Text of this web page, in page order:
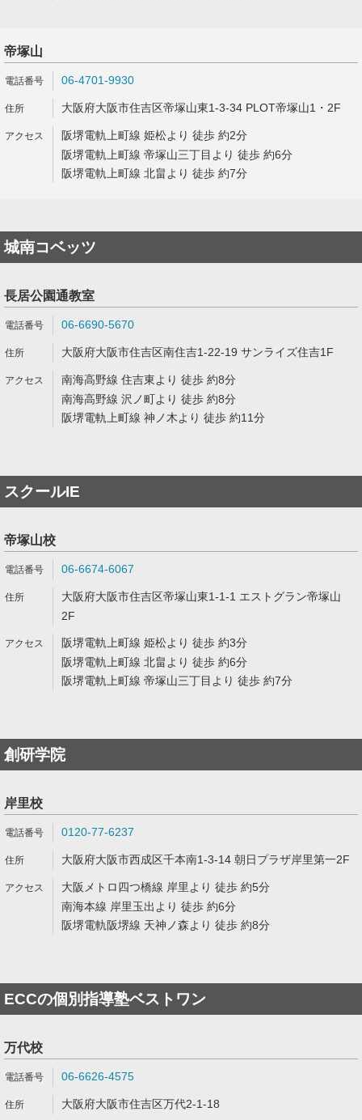
帝塚山
06-4701-9930
大阪府大阪市住吉区帝塚山東1-3-34 PLOT帝塚山1・2F
阪堺電軌上町線 姫松より 徒歩 約2分
阪堺電軌上町線 帝塚山三丁目より 徒歩 約6分
阪堺電軌上町線 北畠より 徒歩 約7分
城南コベッツ
長居公園通教室
06-6690-5670
大阪府大阪市住吉区南住吉1-22-19 サンライズ住吉1F
南海高野線 住吉東より 徒歩 約8分
南海高野線 沢ノ町より 徒歩 約8分
阪堺電軌上町線 神ノ木より 徒歩 約11分
スクールIE
帝塚山校
06-6674-6067
大阪府大阪市住吉区帝塚山東1-1-1 エストグラン帝塚山
2F
阪堺電軌上町線 姫松より 徒歩 約3分
阪堺電軌上町線 北畠より 徒歩 約6分
阪堺電軌上町線 帝塚山三丁目より 徒歩 約7分
創研学院
岸里校
0120-77-6237
大阪府大阪市西成区千本南1-3-14 朝日プラザ岸里第一2F
大阪メトロ四つ橋線 岸里より 徒歩 約5分
南海本線 岸里玉出より 徒歩 約6分
阪堺電軌阪堺線 天神ノ森より 徒歩 約8分
ECCの個別指導塾ベストワン
万代校
06-6626-4575
大阪府大阪市住吉区万代2-1-18